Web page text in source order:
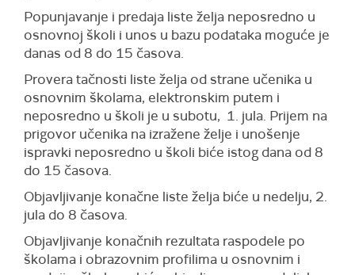
Popunjavanje i predaja liste želja neposredno u
osnovnoj školi i unos u bazu podataka moguće je
danas od 8 do 15 časova.
Provera tačnosti liste želja od strane učenika u
osnovnim školama, elektronskim putem i
neposredno u školi je u subotu, 1. jula. Prijem na
prigovor učenika na izražene želje i unošenje
ispravki neposredno u školi biće istog dana od 8
do 15 časova.
Objavljivanje konačne liste želja biće u nedelju, 2.
jula do 8 časova.
Objavljivanje konačnih rezultata raspodele po
školama i obrazovnim profilima u osnovnim i